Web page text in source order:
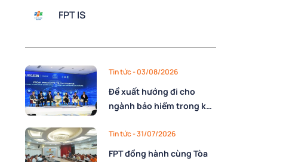
FPT IS
Tin tức- 03/08/2026
Đề xuất hướng đi cho
ngành bảo hiểm trong kỷ
nghệ và xây dựng lực
lượng lao động AI
Tin tức- 31/07/2026
FPT đồng hành cùng Tòa